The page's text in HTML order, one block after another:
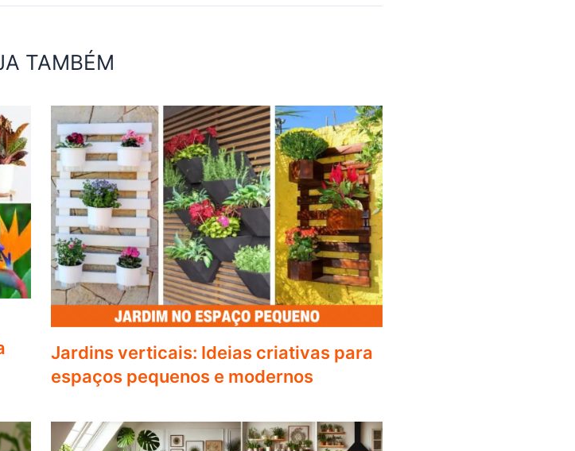
TAMBÉM
Jardins verticais: Ideias criativas para
espaços pequenos e modernos